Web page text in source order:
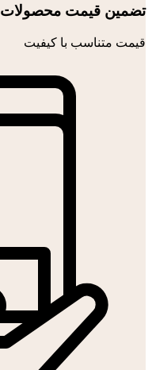
تضمین قیمت محصولات
قیمت متناسب با کیفیت